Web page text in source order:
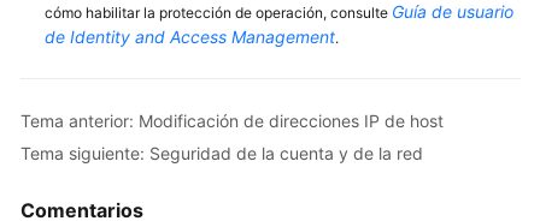
Gestión
Copias
cómo habilitar la protección de operación, consulte Guía de usuario
de Identity and Access Management.
Tema anterior: Modificación de direcciones IP de host
Tema siguiente: Seguridad de la cuenta y de la red
Comentarios